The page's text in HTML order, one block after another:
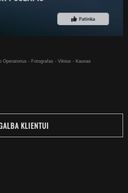
Operatorius - Fotografas - Vilnius - Kaunas
KLIENTUI